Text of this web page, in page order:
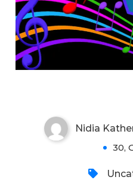
Hello world!
Nidia
30,